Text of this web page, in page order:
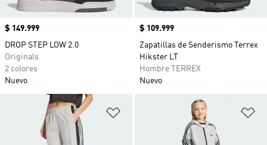
Precio
$ 149.999
DROP STEP LOW 2.0
Originals
2 colores
Nuevo
Precio
$ 109.999
Zapatillas de Senderismo Terrex
Hikster LT
Hombre TERREX
Nuevo
Añadir a la lista de deseos